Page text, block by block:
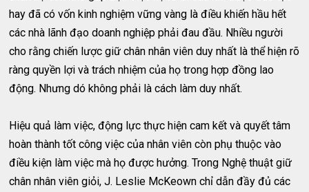
hay đã có vốn kinh nghiệm vững vàng là điều khiến hầu hết
các nhà lãnh đạo doanh nghiệp phải đau đầu. Nhiều người
cho rằng chiến lược giữ chân nhân viên duy nhất là thể hiện rõ
ràng quyền lợi và trách nhiệm của họ trong hợp đồng lao
động. Nhưng dó không phải là cách làm duy nhất.
Hiệu quả làm việc, động lực thực hiện cam kết và quyết tâm
hoàn thành tốt công việc của nhân viên còn phụ thuộc vào
điều kiện làm việc mà họ được hưởng. Trong Nghệ thuật giữ
chân nhân viên giỏi, J. Leslie McKeown chỉ dẫn đầy đủ các